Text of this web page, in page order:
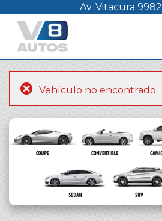
Av. Vitacura 9982
Vehículo no encontrado